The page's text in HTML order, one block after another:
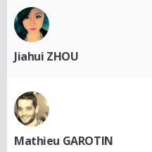
Jiahui ZHOU
Mathieu GAROTIN